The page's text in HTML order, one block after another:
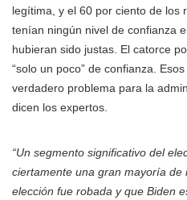
legítima, y el 60 por ciento de los
tenían ningún nivel de confianza
hubieran sido justas. El catorce
“solo un poco” de confianza.
verdadero problema para la
dicen los expertos.
“Un segmento significativo del
ciertamente una gran mayoría de
elección fue robada y que Biden